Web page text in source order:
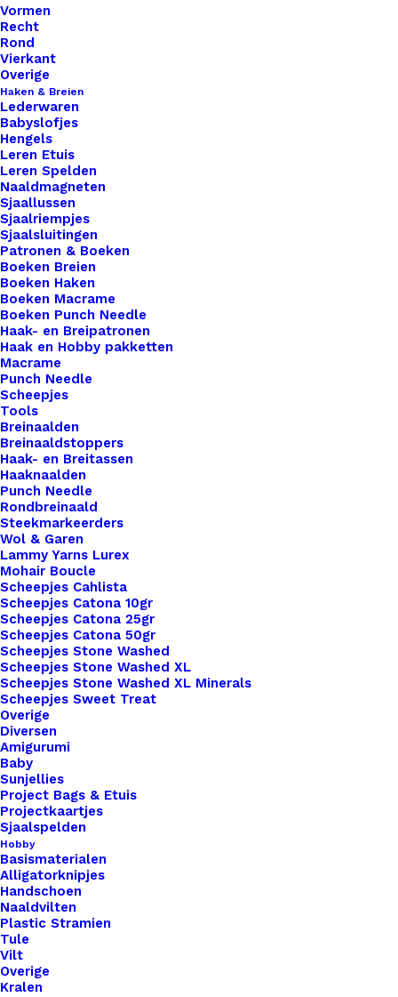
Vormen
Recht
Rond
Vierkant
Overige
Haken & Breien
Lederwaren
Babyslofjes
Hengels
Leren Etuis
Leren Spelden
Naaldmagneten
Sjaallussen
Sjaalriempjes
Sjaalsluitingen
Patronen & Boeken
Boeken Breien
Boeken Haken
Boeken Macrame
Boeken Punch Needle
Haak- en Breipatronen
Haak en Hobby pakketten
Macrame
Punch Needle
Scheepjes
Tools
Breinaalden
Breinaaldstoppers
Haak- en Breitassen
Haaknaalden
Punch Needle
Rondbreinaald
Steekmarkeerders
Wol & Garen
Lammy Yarns Lurex
Mohair Boucle
Scheepjes Cahlista
Scheepjes Catona 10gr
Scheepjes Catona 25gr
Scheepjes Catona 50gr
Scheepjes Stone Washed
Scheepjes Stone Washed XL
Scheepjes Stone Washed XL Minerals
Scheepjes Sweet Treat
Overige
Diversen
Amigurumi
Baby
Sunjellies
Project Bags & Etuis
Projectkaartjes
Sjaalspelden
Hobby
Basismaterialen
Alligatorknipjes
Handschoen
Naaldvilten
Plastic Stramien
Tule
Vilt
Overige
Kralen
Gemaakt Door Tante Big Labels Met Drukknoop
10x3cm
Gemaakt Door Tante
Big Labels Met
Drukknoop 10x3cm
€3,50
Wil je je handgemaakte haak- en breiwerken naar
een hoger niveau tillen? Overweeg dan onze
prachtige leren labels, de perfecte finishing touch
voor al je creaties. Met onze labels voeg je niet
alleen een professionele uitstraling toe aan je
werk, maar ook een persoonlijk tintje dat jouw
ambachtelijke meesterwerken onderscheidt van
de rest. Voor de bewuste haak- en breisters onder
ons bieden we ook een assortiment vegan leren
labels aan die volledig diervriendelijk zijn.
Gemaakt van hoogwaardig synthetisch materiaal,
zijn deze labels een milieuvriendelijk alternatief
voor traditioneel leer, zonder concessies te doen
aan stijl of kwaliteit.
Kleur*
1xGemaakt Door Tante Big Labels Met
Drukknoop 10x3cm
Gemaakt
Door
Tante
Labels